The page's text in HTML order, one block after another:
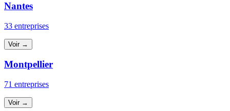
Nantes
33 entreprises
Voir →
Montpellier
71 entreprises
Voir →